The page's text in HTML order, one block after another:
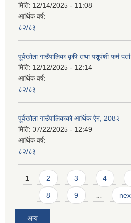
मिति: 12/14/2025 - 11:08
आर्थिक वर्ष:
८२/८३
पूर्वखोला गाउँपालिका कृषि तथा पशुपंक्षी फर्म
मिति: 12/12/2025 - 12:14
आर्थिक वर्ष:
८२/८३
पूर्वखोला गाउँपालिकाको आर्थिक ऐन, 208२
मिति: 07/22/2025 - 12:49
आर्थिक वर्ष:
८२/८३
Pages
1 2 3 4
8 9
अन्य